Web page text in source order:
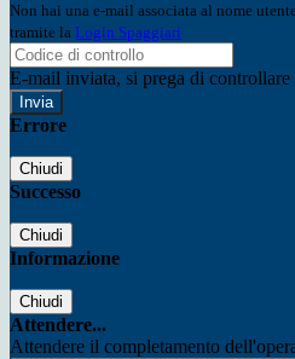
Non hai una e-mail associata al nome
tramite la Login Spaggiari
E-mail inviata, si prega di controllare
Errore
Chiudi
Successo
Chiudi
Informazione
Chiudi
Attendere...
Attendere il completamento